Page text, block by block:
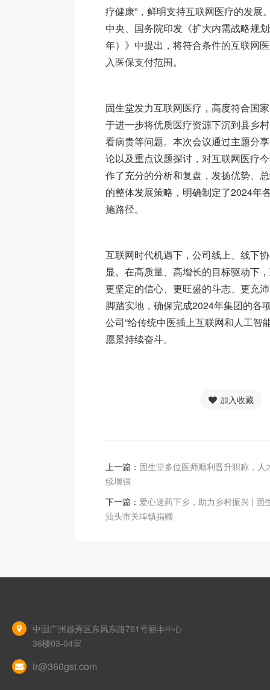
疗健康”，鲜明支持互联网医疗的发展
中央、国务院印发《扩大内需战略规
年）》中提出，将符合条件的互联网
入医保支付范围。
固生堂发力互联网医疗，高度符合国
于进一步将优质医疗资源下沉到县乡
看病贵等问题。本次会议通过主题分
论以及重点议题探讨，对互联网医疗
作了充分的分析和复盘，发扬优势、
的整体发展策略，明确制定了2024年
施路径。
互联网时代机遇下，公司线上、线下
显。在高质量、高增长的目标驱动下
更坚定的信心、更旺盛的斗志、更充
脚踏实地，确保完成2024年集团的各
公司“给传统中医插上互联网和人工智
愿景持续奋斗。
加入收藏
上一篇： 固生堂多位医师顺利晋升职称，人
续增强
下一篇： 爱心送药下乡，助力乡村振兴 | 固
汕头市关埠镇捐赠
中国广州越秀区东风东路761号丽丰中心
36楼03-04室
ir@360gst.com